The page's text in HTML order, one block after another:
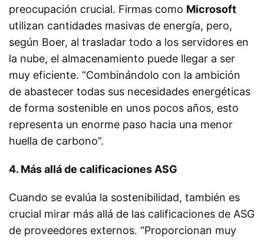
preocupación crucial. Firmas como Microsoft
utilizan cantidades masivas de energía, pero,
según Boer, al trasladar todo a los servidores en
la nube, el almacenamiento puede llegar a ser
muy eficiente. “Combinándolo con la ambición
de abastecer todas sus necesidades energéticas
de forma sostenible en unos pocos años, esto
representa un enorme paso hacia una menor
huella de carbono”.
4. Más allá de calificaciones ASG
Cuando se evalúa la sostenibilidad, también es
crucial mirar más allá de las calificaciones de ASG
de proveedores externos. “Proporcionan muy